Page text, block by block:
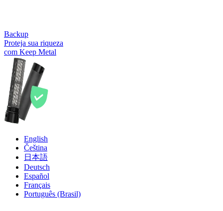
Backup
Proteja sua riqueza
com Keep Metal
English
Čeština
日本語
Deutsch
Español
Français
Português (Brasil)